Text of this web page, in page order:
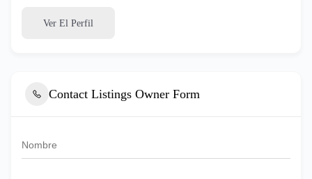
Ver El Perfil
Contact Listings Owner Form